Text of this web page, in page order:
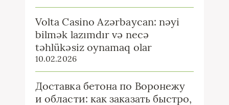
Volta Casino Azərbaycan: nəyi
bilmək lazımdır və necə
təhlükəsiz oynamaq olar
10.02.2026
Доставка бетона по Воронежу
и области: как заказать быстро,